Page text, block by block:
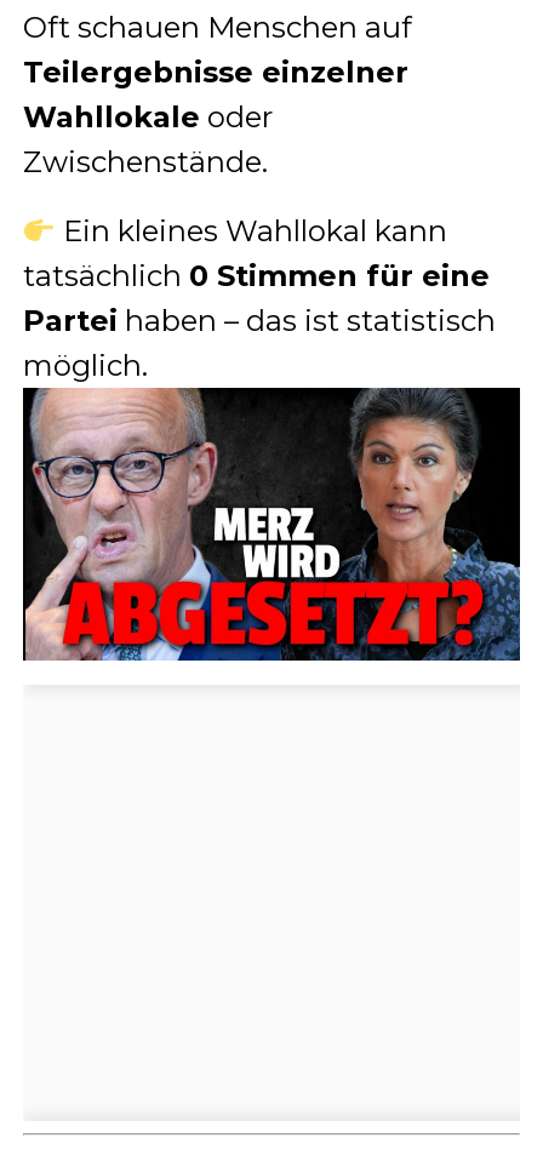
Oft schauen Menschen auf
Teilergebnisse einzelner
Wahllokale oder
Zwischenstände.
Ein kleines Wahllokal kann
tatsächlich 0 Stimmen für eine
Partei haben – das ist statistisch
möglich.